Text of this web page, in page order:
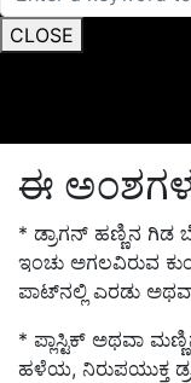
CLOSE
ಈ
* ಡ್ರಾಗನ್ ಹಣ್ಣಿನ ಗಿಡ
ಇಂಚು ಅಗಲವಿರುವ
ಪಾಟ್‌ನಲ್ಲಿ ಎರಡು
* ಪ್ಲಾಸ್ಟಿಕ್ ಅಥವಾ
ಹಳೆಯ, ನಿರುಪಯುಕ್ತ